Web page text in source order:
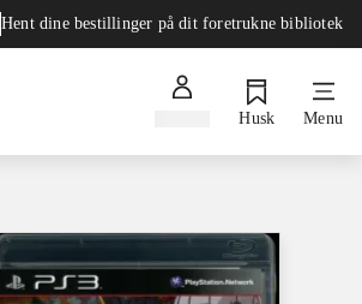
Hent dine bestillinger på dit foretrukne bibliotek
Husk Menu